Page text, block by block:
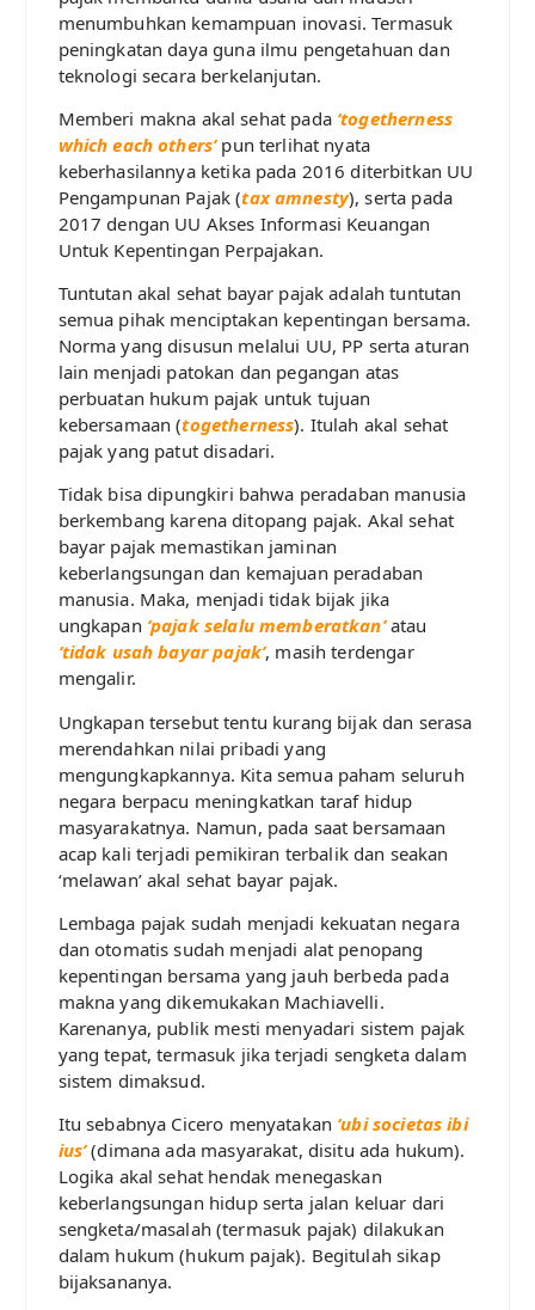
menumbuhkan kemampuan inovasi. Termasuk
peningkatan daya guna ilmu pengetahuan dan
teknologi secara berkelanjutan.
Memberi makna akal sehat pada ‘togetherness
which each others’pun terlihat nyata
keberhasilannya ketika pada 2016 diterbitkan UU
Pengampunan Pajak (tax amnesty), serta pada
2017 dengan UU Akses Informasi Keuangan
Untuk Kepentingan Perpajakan.
Tuntutan akal sehat bayar pajak adalah tuntutan
semua pihak menciptakan kepentingan bersama.
Norma yang disusun melalui UU, PP serta aturan
lain menjadi patokan dan pegangan atas
perbuatan hukum pajak untuk tujuan
kebersamaan (togetherness). Itulah akal sehat
pajak yang patut disadari.
Tidak bisa dipungkiri bahwa peradaban manusia
berkembang karena ditopang pajak. Akal sehat
bayar pajak memastikan jaminan
keberlangsungan dan kemajuan peradaban
manusia. Maka, menjadi tidak bijak jika
ungkapan ‘pajak selalu memberatkan’atau
‘tidak usah bayar pajak’, masih terdengar
mengalir.
Ungkapan tersebut tentu kurang bijak dan serasa
merendahkan nilai pribadi yang
mengungkapkannya. Kita semua paham seluruh
negara berpacu meningkatkan taraf hidup
masyarakatnya. Namun, pada saat bersamaan
acap kali terjadi pemikiran terbalik dan seakan
‘melawan’ akal sehat bayar pajak.
Lembaga pajak sudah menjadi kekuatan negara
dan otomatis sudah menjadi alat penopang
kepentingan bersama yang jauh berbeda pada
makna yang dikemukakan Machiavelli.
Karenanya, publik mesti menyadari sistem pajak
yang tepat, termasuk jika terjadi sengketa dalam
sistem dimaksud.
Itu sebabnya Cicero menyatakan ‘ubi societas ibi
ius’(dimana ada masyarakat, disitu ada hukum).
Logika akal sehat hendak menegaskan
keberlangsungan hidup serta jalan keluar dari
sengketa/masalah (termasuk pajak) dilakukan
dalam hukum (hukum pajak). Begitulah sikap
bijaksananya.